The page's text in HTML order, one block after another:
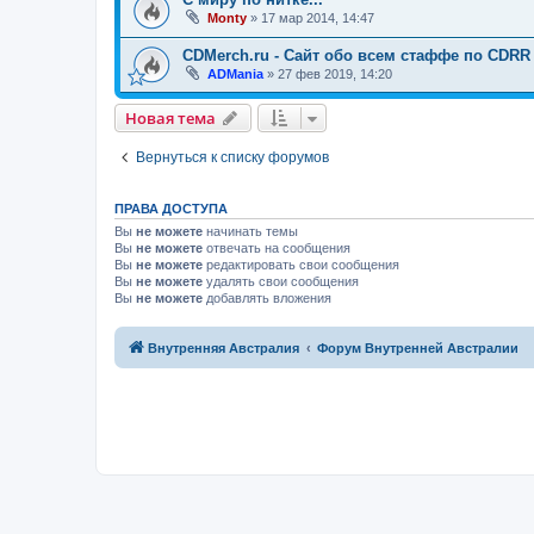
Monty » 17 мар 2014, 14:47
CDMerch.ru - Сайт обо всем стаффе по CDRR
ADMania » 27 фев 2019, 14:20
Новая тема
Новаятема
Вернуться к списку форумов
ПРАВА ДОСТУПА
Вы не можете начинать темы
Вы не можете отвечать на сообщения
Вы не можете редактировать свои сообщения
Вы не можете удалять свои сообщения
Вы не можете добавлять вложения
Внутренняя Австралия Форум Внутренней Австралии
Связаться с